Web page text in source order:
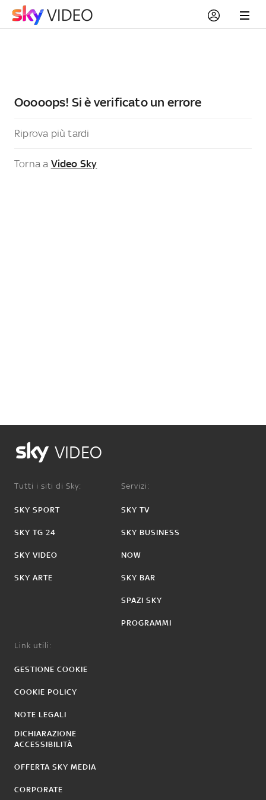
Ooooops! Si è verificato un errore
Riprova più tardi
Torna a Video Sky
VIDEO
Tutti i siti di Sky:
SKY SPORT
SKY TG 24
SKY VIDEO
SKY ARTE
Servizi:
SKY TV
SKY BUSINESS
NOW
SKY BAR
SPAZI SKY
PROGRAMMI
Link utili:
GESTIONE COOKIE
COOKIE POLICY
NOTE LEGALI
DICHIARAZIONE
ACCESSIBILITÀ
OFFERTA SKY MEDIA
CORPORATE